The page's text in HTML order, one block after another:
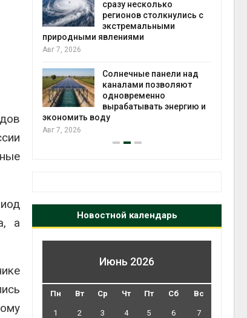
а
сразу несколько
регионов столкнулись с
экстремальными
природными явлениями
Авг 7, 2026
Солнечные панели над
каналами позволяют
одновременно
вырабатывать энергию и
экономить воду
Авг 7, 2026
Новостной календарь
Июнь 2026
Пн Вт Ср Чт Пт Сб Вс
1 2 3 4 5 6 7